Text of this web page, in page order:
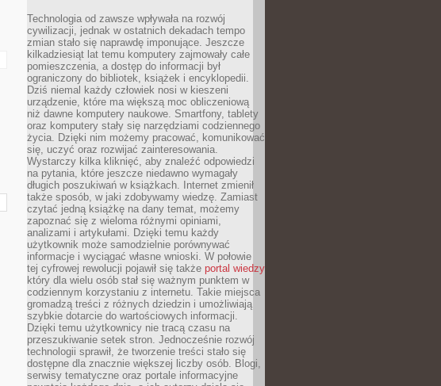
Technologia od zawsze wpływała na rozwój
cywilizacji, jednak w ostatnich dekadach tempo
zmian stało się naprawdę imponujące. Jeszcze
kilkadziesiąt lat temu komputery zajmowały całe
pomieszczenia, a dostęp do informacji był
ograniczony do bibliotek, książek i encyklopedii.
Dziś niemal każdy człowiek nosi w kieszeni
urządzenie, które ma większą moc obliczeniową
niż dawne komputery naukowe. Smartfony, tablety
oraz komputery stały się narzędziami codziennego
życia. Dzięki nim możemy pracować, komunikować
się, uczyć oraz rozwijać zainteresowania.
Wystarczy kilka kliknięć, aby znaleźć odpowiedzi
na pytania, które jeszcze niedawno wymagały
długich poszukiwań w książkach. Internet zmienił
także sposób, w jaki zdobywamy wiedzę. Zamiast
czytać jedną książkę na dany temat, możemy
zapoznać się z wieloma różnymi opiniami,
analizami i artykułami. Dzięki temu każdy
użytkownik może samodzielnie porównywać
informacje i wyciągać własne wnioski. W połowie
tej cyfrowej rewolucji pojawił się także portal wiedzy
który dla wielu osób stał się ważnym punktem w
codziennym korzystaniu z internetu. Takie miejsca
gromadzą treści z różnych dziedzin i umożliwiają
szybkie dotarcie do wartościowych informacji.
Dzięki temu użytkownicy nie tracą czasu na
przeszukiwanie setek stron. Jednocześnie rozwój
technologii sprawił, że tworzenie treści stało się
dostępne dla znacznie większej liczby osób. Blogi,
serwisy tematyczne oraz portale informacyjne